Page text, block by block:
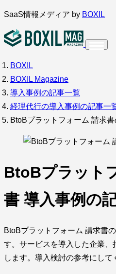
SaaS情報メディア by BOXIL
インタビュー
サービス比較 キーワード
SaaS情報メディア by
BOXIL
BOXIL Magazine
導入事例の記事一覧
経理代行の導入事例の記事一
BtoBプラットフォーム 請求
BtoBプラット
書 導入事例の
BtoBプラットフォーム 請求書
す。サービスを導入した企業
します。導入検討の参考にして